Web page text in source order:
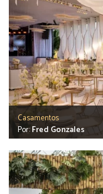
Casamentos
Por:Fred Gonzales